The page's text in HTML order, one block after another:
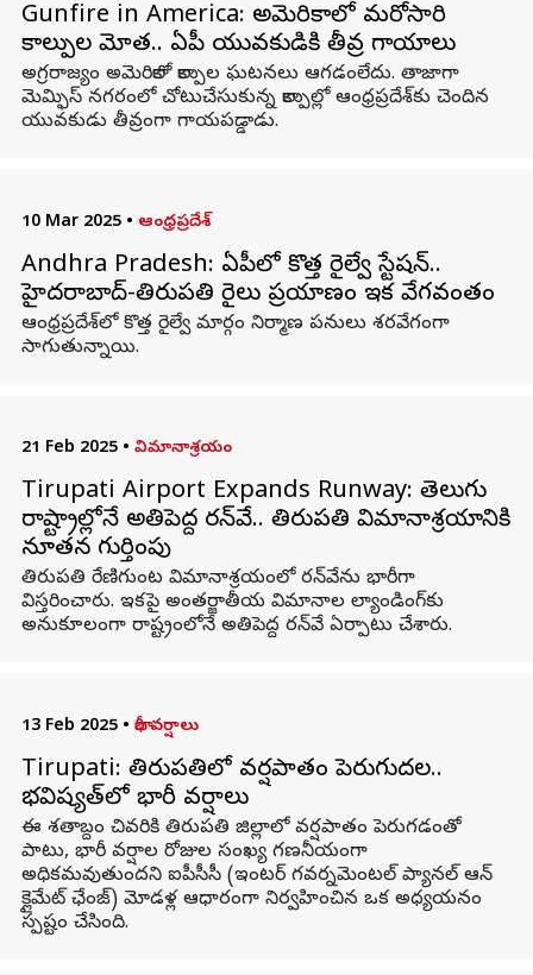
Gunfire in America: అమెరికాలో మరోసారి
కాల్పుల మోత.. ఏపీ యువకుడికి తీవ్ర గాయాలు
అగ్రరాజ్యం అమెరికాలో కాల్పుల ఘటనలు ఆగడంలేదు. తాజాగా
మెమ్ఫిస్‌ నగరంలో చోటుచేసుకున్న కాల్పుల్లో ఆంధ్రప్రదేశ్‌‌కు చెందిన
యువకుడు తీవ్రంగా గాయపడ్డాడు.
10 Mar 2025 • ఆంధ్రప్రదేశ్
Andhra Pradesh: ఏపీలో కొత్త రైల్వే స్టేషన్..
హైదరాబాద్-తిరుపతి రైలు ప్రయాణం ఇక వేగవంతం
ఆంధ్రప్రదేశ్‌లో కొత్త రైల్వే మార్గం నిర్మాణ పనులు శరవేగంగా
సాగుతున్నాయి.
21 Feb 2025 • విమానాశ్రయం
Tirupati Airport Expands Runway: తెలుగు
రాష్ట్రాల్లోనే అతిపెద్ద రన్‌వే.. తిరుపతి విమానాశ్రయానికి
నూతన గుర్తింపు
తిరుపతి రేణిగుంట విమానాశ్రయంలో రన్‌వేను భారీగా
విస్తరించారు. ఇకపై అంతర్జాతీయ విమానాల ల్యాండింగ్‌కు
అనుకూలంగా రాష్ట్రంలోనే అతిపెద్ద రన్‌వే ఏర్పాటు చేశారు.
13 Feb 2025 • భారీ వర్షాలు
Tirupati: తిరుపతిలో వర్షపాతం పెరుగుదల..
భవిష్యత్‌లో భారీ వర్షాలు
ఈ శతాబ్దం చివరికి తిరుపతి జిల్లాలో వర్షపాతం పెరుగడంతో
పాటు, భారీ వర్షాల రోజుల సంఖ్య గణనీయంగా
అధికమవుతుందని ఐపీసీసీ (ఇంటర్‌ గవర్నమెంటల్‌ ప్యానల్‌ ఆన్‌
క్లైమేట్‌ ఛేంజ్‌) మోడళ్ల ఆధారంగా నిర్వహించిన ఒక అధ్యయనం
స్పష్టం చేసింది.